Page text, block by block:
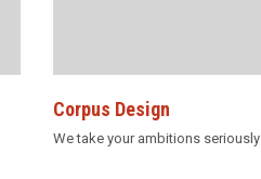
Corpus Design
We take your ambitions seriously